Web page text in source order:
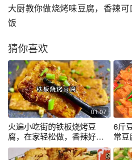
大厨教你做烧烤味豆腐，香辣
饭
猜你喜欢
01:07
火遍小吃街的铁板烧烤豆
腐，在家轻松做，香辣好吃
秒杀路边摊
6斤
常
好吃